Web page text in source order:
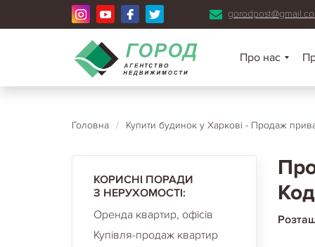
Про нас
Головна / Купити будинок у Харкові - Продаж
КОРИСНІ ПОРАДИ
З НЕРУХОМОСТІ:
Оренда квартир, офісів
Купівля-продаж квартир